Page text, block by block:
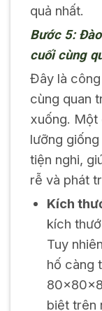
quả nhất.
Bước 5:
cuối cùng
Đây là
cùng quan
xuống. Một
lưỡng giống
tiện nghi,
rễ và phát
Kích
kích
Tuy
hố càng
biệt trên